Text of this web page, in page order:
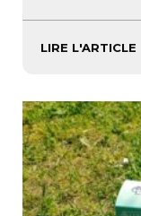
LIRE L'ARTICLE